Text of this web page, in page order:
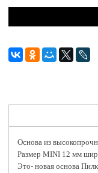
Основа из
Размер MINI 12 мм
Это- новая основа